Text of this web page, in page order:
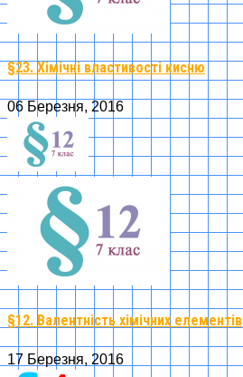
§23. Хімічні властивості кисню
06 Березня, 2016
§12. Валентність хімічних елементів
17 Березня, 2016